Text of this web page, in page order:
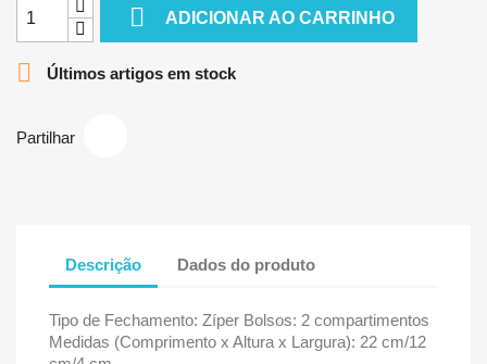
 ADICIONAR AO CARRINHO
 Últimos artigos em stock
Partilhar
Descrição Dados do produto
Tipo de Fechamento: Zíper Bolsos: 2 compartimentos
Medidas (Comprimento x Altura x Largura): 22 cm/12